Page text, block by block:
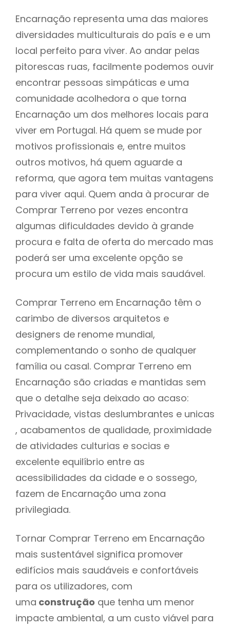
Encarnação representa uma das maiores
diversidades multiculturais do país e e um
local perfeito para viver. Ao andar pelas
pitorescas ruas, facilmente podemos ouvir
encontrar pessoas simpáticas e uma
comunidade acolhedora o que torna
Encarnação um dos melhores locais para
viver em Portugal. Há quem se mude por
motivos profissionais e, entre muitos
outros motivos, há quem aguarde a
reforma, que agora tem muitas vantagens
para viver aqui. Quem anda à procurar de
Comprar Terreno por vezes encontra
algumas dificuldades devido à grande
procura e falta de oferta do mercado mas
poderá ser uma excelente opção se
procura um estilo de vida mais saudável.
Comprar Terreno em Encarnação têm o
carimbo de diversos arquitetos e
designers de renome mundial,
complementando o sonho de qualquer
família ou casal. Comprar Terreno em
Encarnação são criadas e mantidas sem
que o detalhe seja deixado ao acaso:
Privacidade, vistas deslumbrantes e unicas
, acabamentos de qualidade, proximidade
de atividades culturias e socias e
excelente equilíbrio entre as
acessibilidades da cidade e o sossego,
fazem de Encarnação uma zona
privilegiada.
Tornar Comprar Terreno em Encarnação
mais sustentável significa promover
edifícios mais saudáveis e confortáveis
para os utilizadores, com
uma construção que tenha um menor
impacte ambiental, a um custo viável para